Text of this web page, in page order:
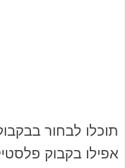
תוכלו לבחור
אפילו בקבוק